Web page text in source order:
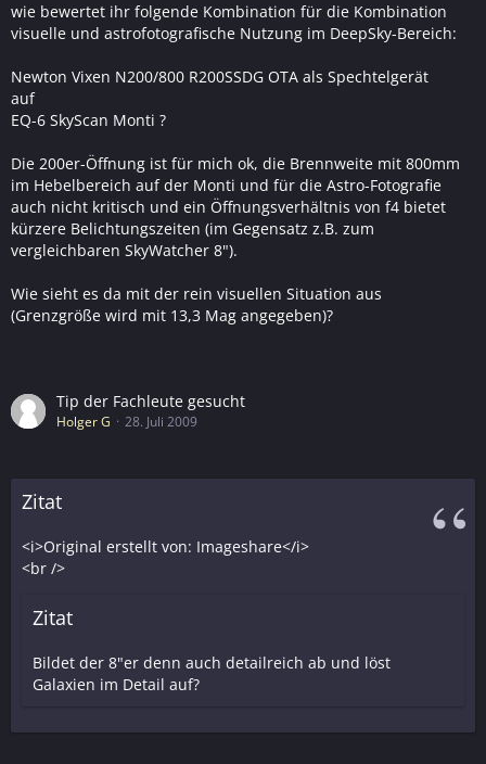
wie bewertet ihr folgende Kombination für die Kombination
visuelle und astrofotografische Nutzung im DeepSky-Bereich:
Newton Vixen N200/800 R200SSDG OTA als Spechtelgerät
auf
EQ-6 SkyScan Monti ?
Die 200er-Öffnung ist für mich ok, die Brennweite mit 800mm
im Hebelbereich auf der Monti und für die Astro-Fotografie
auch nicht kritisch und ein Öffnungsverhältnis von f4 bietet
kürzere Belichtungszeiten (im Gegensatz z.B. zum
vergleichbaren SkyWatcher 8").
Wie sieht es da mit der rein visuellen Situation aus
(Grenzgröße wird mit 13,3 Mag angegeben)?
Tip der Fachleute gesucht
Holger G 28. Juli 2009
Zitat
<i>Original erstellt von: Imageshare</i>
<br />
Zitat
Bildet der 8"er denn auch detailreich ab und löst
Galaxien im Detail auf?